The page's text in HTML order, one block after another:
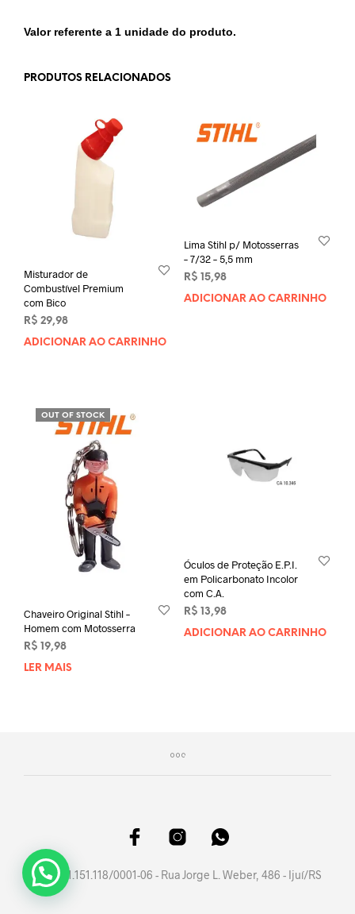
Valor referente a 1 unidade do produto.
PRODUTOS RELACIONADOS
Misturador de
Combustível Premium
com Bico
R$ 29,98
ADICIONAR AO CARRINHO
Lima Stihl p/ Motosserras
– 7/32 – 5,5 mm
R$ 15,98
ADICIONAR AO CARRINHO
OUT OF STOCK
Chaveiro Original Stihl –
Homem com Motosserra
R$ 19,98
LER MAIS
Óculos de Proteção E.P.I.
em Policarbonato Incolor
com C.A.
R$ 13,98
ADICIONAR AO CARRINHO
CNPJ 41.151.118/0001-06 - Rua Jorge L. Weber, 486 - Ijuí/RS